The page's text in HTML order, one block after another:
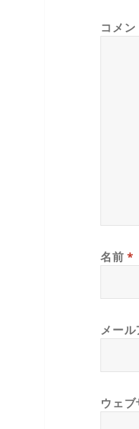
コメン
名前*
メール
ウェブ